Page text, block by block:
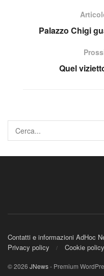
Palazzo Chigi
Quel
Contatti e informazioni AdHoc
Privacy policy
Cookie policy
© 2026 JNews- Premium